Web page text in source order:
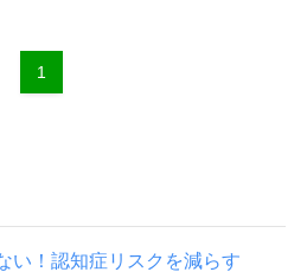
1
い！認知症リスクを減らす